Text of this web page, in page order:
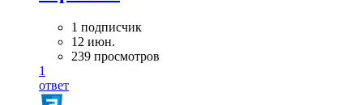
1 подписчик
12 июн.
239 просмотров
1
ответ